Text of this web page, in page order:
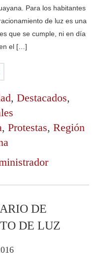
Para los habitantes
de luz es una
que se cumple, ni en día
el […]
, Destacados,
, Protestas, Región
DE
DE LUZ